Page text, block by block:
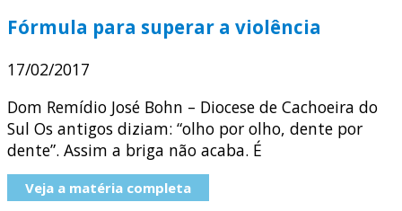
Fórmula para superar a violência
17/02/2017
Dom Remídio José Bohn – Diocese de Cachoeira do
Sul Os antigos diziam: “olho por olho, dente por
dente”. Assim a briga não acaba. É
Veja a matéria completa